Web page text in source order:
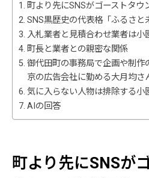
町より先にSNSがゴーストタウ
SNS黒歴史の代表格「ふるさと
入札業者と見積合わせ業者は小
町長と業者との親密な関係
御代田町の事務局で企画や制作
京の広告会社に勤める大月均さ
気に入らない人物は排除する小
AIの回答
町より先にSNSが